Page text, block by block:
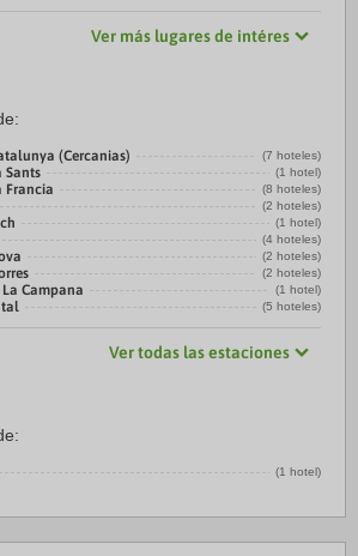
Ver más lugares de intéres
(Cercanias) (7 hoteles)
Sants (1 hotel)
Francia (8 hoteles)
(2 hoteles)
(1 hotel)
(4 hoteles)
(2 hoteles)
(2 hoteles)
Campana (1 hotel)
(5 hoteles)
Ver todas las estaciones
(1 hotel)